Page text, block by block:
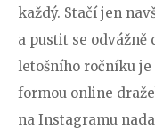
každý. Stačí jen
a pustit se odvážně
letošního ročníku
formou online
na Instagramu